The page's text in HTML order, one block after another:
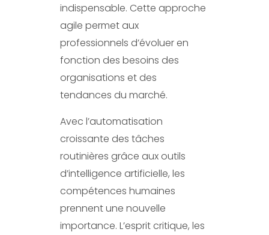
indispensable. Cette approche
agile permet aux
professionnels d’évoluer en
fonction des besoins des
organisations et des
tendances du marché.
Avec l’automatisation
croissante des tâches
routinières grâce aux outils
d’intelligence artificielle, les
compétences humaines
prennent une nouvelle
importance. L’esprit critique, les